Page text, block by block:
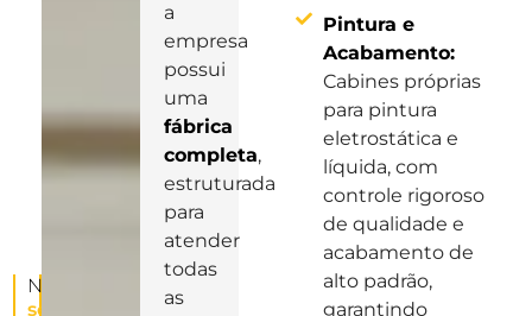
Nossos
serviços
a
empresa
possui
uma
fábrica
completa,
estruturada
para
atender
todas
as
Pintura e
Acabamento:
Cabines próprias
para pintura
eletrostática e
líquida, com
controle rigoroso
de qualidade e
acabamento de
alto padrão,
garantindo